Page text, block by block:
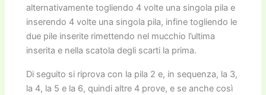
alternativamente togliendo 4 volte una singola pila e
inserendo 4 volte una singola pila, infine togliendo le
due pile inserite rimettendo nel mucchio l’ultima
inserita e nella scatola degli scarti la prima.
Di seguito si riprova con la pila 2 e, in sequenza, la 3,
la 4, la 5 e la 6, quindi altre 4 prove, e se anche così